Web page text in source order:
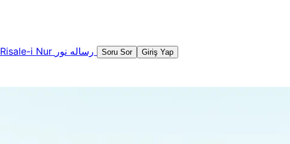
Risale-i Nur Soru Sor Giriş Yap